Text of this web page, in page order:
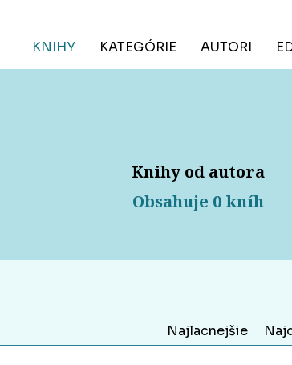
KNIHY KATEGÓRIE AUTORI
Knihy od autora
Obsahuje 0 kníh
Najlacnejšie